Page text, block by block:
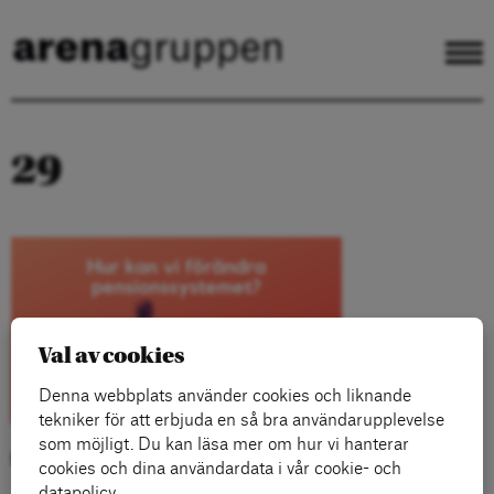
29
Kategorier:
Val av cookies
Denna webbplats använder cookies och liknande
tekniker för att erbjuda en så bra användarupplevelse
som möjligt. Du kan läsa mer om hur vi hanterar
cookies och dina användardata i vår cookie- och